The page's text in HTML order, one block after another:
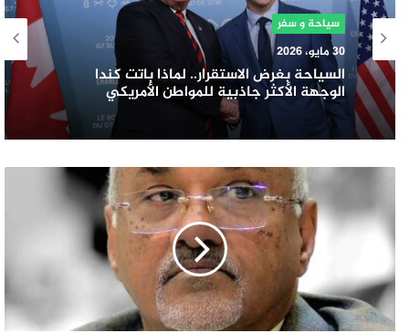
سياحة و سفر
30 مايو، 2026
السياحة بغرض الاستقرار.. لماذا باتت كندا
الوجهة الأكثر جاذبية للمواطن الأمريكي